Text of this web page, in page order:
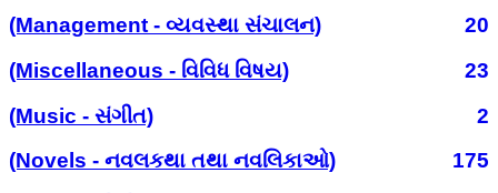
(Management - વ્યવસ્થા સંચાલન)
20
(Miscellaneous - વિવિધ વિષય)
23
(Music - સંગીત)
2
(Novels - નવલકથા તથા નવલિકાઓ)
175